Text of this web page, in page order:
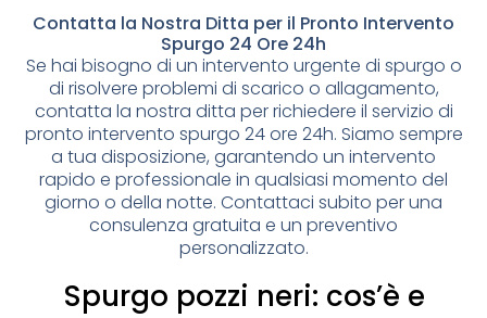
Contatta la Nostra Ditta per il Pronto Intervento
Spurgo 24 Ore 24h
Se hai bisogno di un intervento urgente di spurgo o
di risolvere problemi di scarico o allagamento,
contatta la nostra ditta per richiedere il servizio di
pronto intervento spurgo 24 ore 24h. Siamo sempre
a tua disposizione, garantendo un intervento
rapido e professionale in qualsiasi momento del
giorno o della notte. Contattaci subito per una
consulenza gratuita e un preventivo
personalizzato.
Spurgo pozzi neri: cos’è e